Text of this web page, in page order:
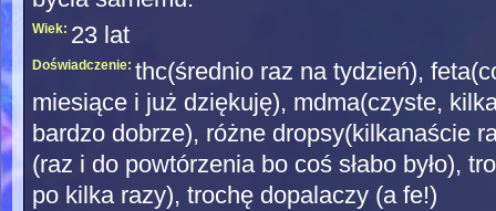
Wiek: 23 lat
Doświadczenie: thc(średnio raz na tydzień),
miesiące i już dziękuję), mdma(czyste,
bardzo dobrze), różne dropsy(kilkanaście
(raz i do powtórzenia bo coś słabo było),
po kilka razy), trochę dopalaczy (a fe!)